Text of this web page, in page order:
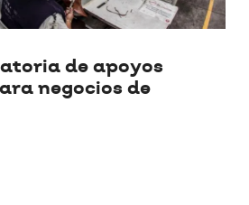
de apoyos
negocios de